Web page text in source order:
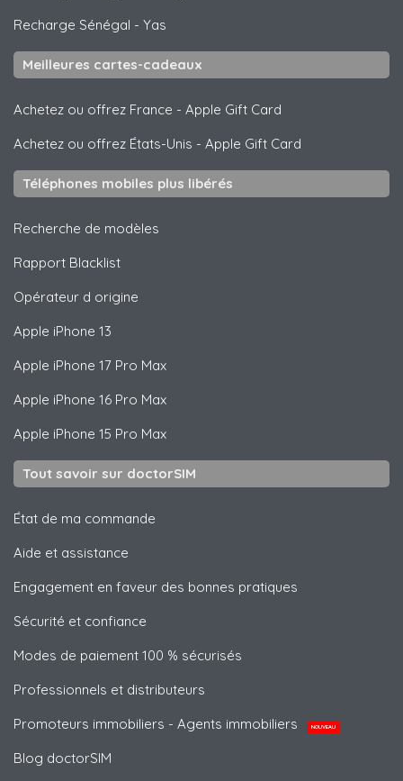
Recharge Sénégal - Yas
Meilleures cartes-cadeaux
Achetez ou offrez France - Apple Gift Card
Achetez ou offrez États-Unis - Apple Gift Card
Téléphones mobiles plus libérés
Recherche de modèles
Rapport Blacklist
Opérateur d origine
Apple iPhone 13
Apple iPhone 17 Pro Max
Apple iPhone 16 Pro Max
Apple iPhone 15 Pro Max
Tout savoir sur doctorSIM
État de ma commande
Aide et assistance
Engagement en faveur des bonnes pratiques
Sécurité et confiance
Modes de paiement 100 % sécurisés
Professionnels et distributeurs
Promoteurs immobiliers - Agents immobiliers
NOUVEAU
Blog doctorSIM